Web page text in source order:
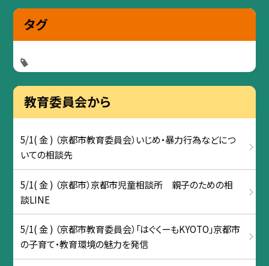
タグ
教育委員会から
5/1( 金 ) （京都市教育委員会）いじめ・暴力行為などにつ
いての相談先
5/1( 金 ) （京都市）京都市児童相談所 親子のための相
談LINE
5/1( 金 ) （京都市教育委員会）「はぐくーもKYOTO」京都市
の子育て・教育環境の魅力を発信